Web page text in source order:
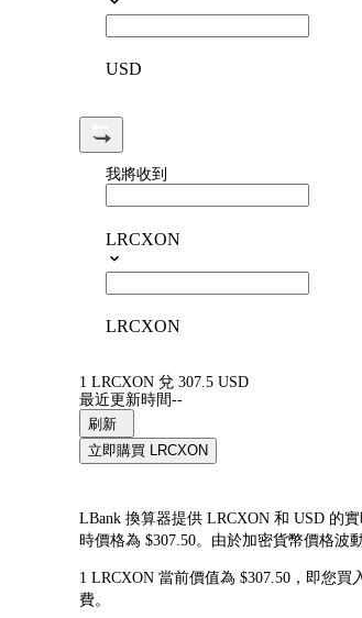
USD
我將收到
LRCXON
LRCXON
1 LRCXON 兌 307.5 USD
最近更新時間--
刷新
立即購買 LRCXON
LBank 換算器提供 LRCXON 和 USD 的
時價格為 $307.50。由於加密貨幣價格波
1 LRCXON 當前價值為 $307.50，即您買
費。